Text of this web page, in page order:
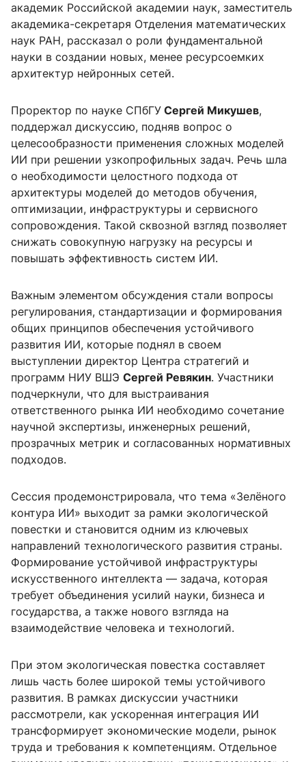
академик Российской академии наук, заместитель
академика-секретаря Отделения математических
наук РАН, рассказал о роли фундаментальной
науки в создании новых, менее ресурсоемких
архитектур нейронных сетей.
Проректор по науке СПбГУ Сергей Микушев,
поддержал дискуссию, подняв вопрос о
целесообразности применения сложных моделей
ИИ при решении узкопрофильных задач. Речь шла
о необходимости целостного подхода от
архитектуры моделей до методов обучения,
оптимизации, инфраструктуры и сервисного
сопровождения. Такой сквозной взгляд позволяет
снижать совокупную нагрузку на ресурсы и
повышать эффективность систем ИИ.
Важным элементом обсуждения стали вопросы
регулирования, стандартизации и формирования
общих принципов обеспечения устойчивого
развития ИИ, которые поднял в своем
выступлении директор Центра стратегий и
программ НИУ ВШЭ Сергей Ревякин. Участники
подчеркнули, что для выстраивания
ответственного рынка ИИ необходимо сочетание
научной экспертизы, инженерных решений,
прозрачных метрик и согласованных нормативных
подходов.
Сессия продемонстрировала, что тема «Зелёного
контура ИИ» выходит за рамки экологической
повестки и становится одним из ключевых
направлений технологического развития страны.
Формирование устойчивой инфраструктуры
искусственного интеллекта — задача, которая
требует объединения усилий науки, бизнеса и
государства, а также нового взгляда на
взаимодействие человека и технологий.
При этом экологическая повестка составляет
лишь часть более широкой темы устойчивого
развития. В рамках дискуссии участники
рассмотрели, как ускоренная интеграция ИИ
трансформирует экономические модели, рынок
труда и требования к компетенциям. Отдельное